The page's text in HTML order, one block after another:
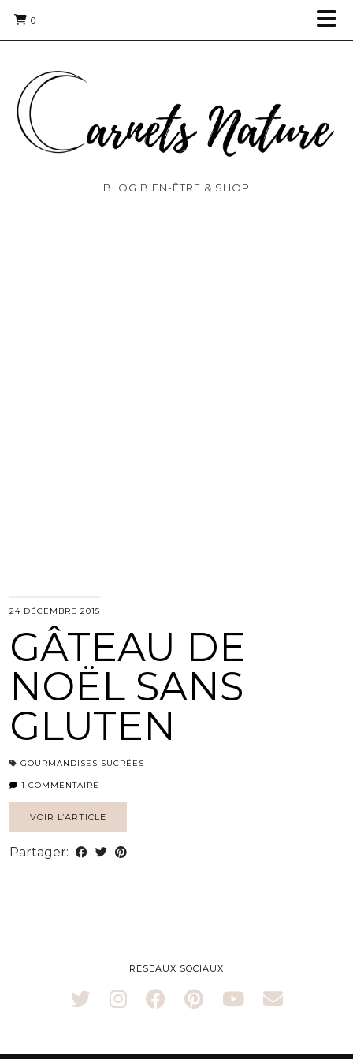
0
BLOG BIEN-ÊTRE & SHOP
24 DÉCEMBRE 2015
GÂTEAU DE
NOËL SANS
GLUTEN
GOURMANDISES SUCRÉES
1 COMMENTAIRE
VOIR L’ARTICLE
Partager:
RÉSEAUX SOCIAUX